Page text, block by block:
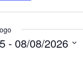
- 08/08/2026